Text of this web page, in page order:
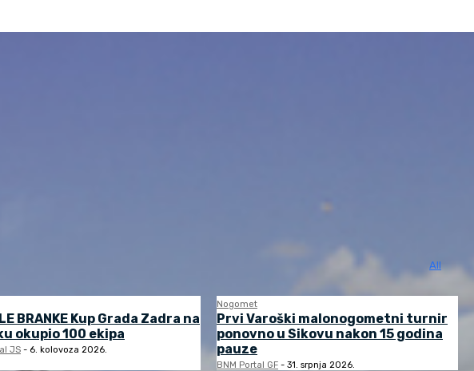
All
BRANKE Kup Grada Zadra na
okupio 100 ekipa
JS - 6. kolovoza 2026.
Nogomet
Prvi Varoški malonogometni turnir
ponovno u Sikovu nakon 15 godina
pauze
BNM Portal GF - 31. srpnja 2026.